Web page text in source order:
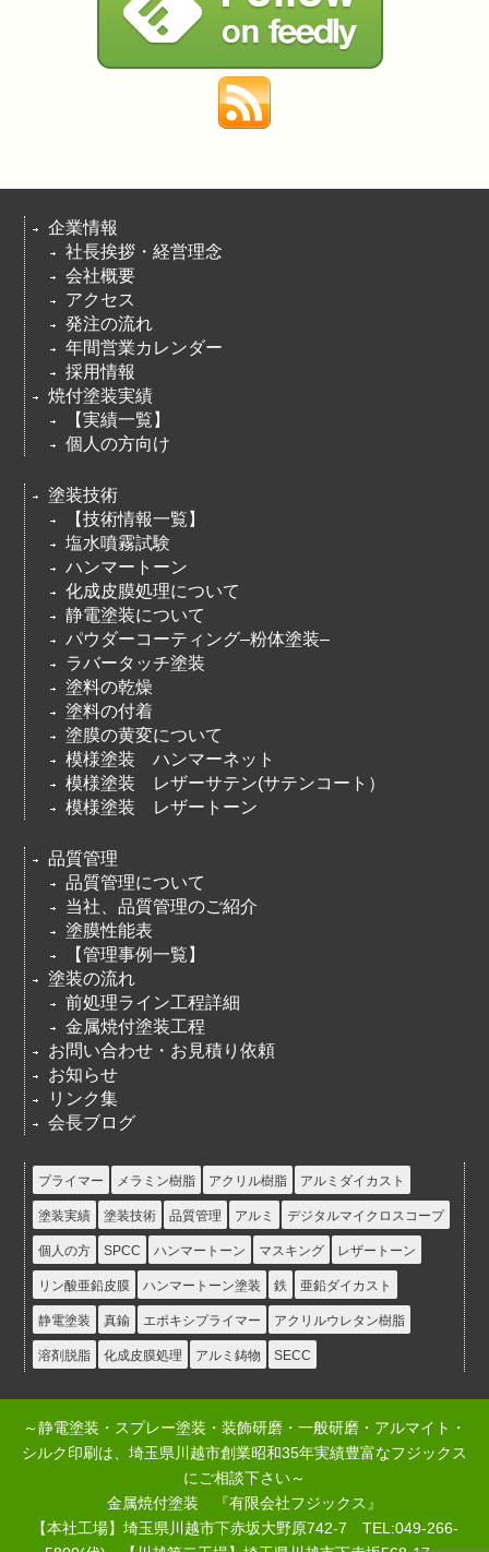
企業情報
社長挨拶・経営理念
会社概要
アクセス
発注の流れ
年間営業カレンダー
採用情報
焼付塗装実績
【実績一覧】
個人の方向け
塗装技術
【技術情報一覧】
塩水噴霧試験
ハンマートーン
化成皮膜処理について
静電塗装について
パウダーコーティング–粉体塗装–
ラバータッチ塗装
塗料の乾燥
塗料の付着
塗膜の黄変について
模様塗装 ハンマーネット
模様塗装 レザーサテン(サテンコート）
模様塗装 レザートーン
品質管理
品質管理について
当社、品質管理のご紹介
塗膜性能表
【管理事例一覧】
塗装の流れ
前処理ライン工程詳細
金属焼付塗装工程
お問い合わせ・お見積り依頼
お知らせ
リンク集
会長ブログ
プライマー メラミン樹脂 アクリル樹脂 アルミダイカスト
塗装実績 塗装技術 品質管理 アルミ デジタルマイクロスコープ
個人の方 SPCC ハンマートーン マスキング レザートーン
リン酸亜鉛皮膜 ハンマートーン塗装 鉄 亜鉛ダイカスト
静電塗装 真鍮 エポキシプライマー アクリルウレタン樹脂
溶剤脱脂 化成皮膜処理 アルミ鋳物 SECC
～静電塗装・スプレー塗装・装飾研磨・一般研磨・アルマイト・
シルク印刷は、埼玉県川越市創業昭和35年実績豊富なフジックス
にご相談下さい～
金属焼付塗装 『有限会社フジックス』
【本社工場】埼玉県川越市下赤坂大野原742-7 TEL:049-266-